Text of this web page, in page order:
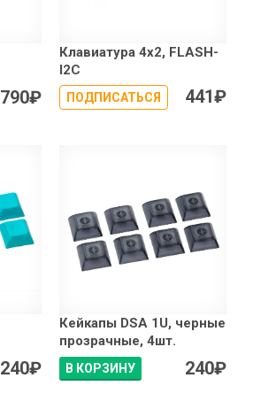
790₽
Клавиатура 4x2, FLASH-
I2C
ПОДПИСАТЬСЯ 441₽
240₽
Кейкапы DSA 1U, черные
прозрачные, 4шт.
В КОРЗИНУ 240₽